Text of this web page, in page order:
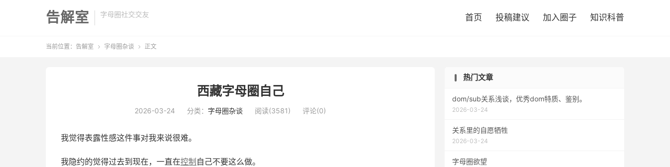
告解室 字母圈社交交友 首页 投稿建议 加入圈子 知识科普
当前位置： 告解室  字母圈杂谈  正文
西藏字母圈自己
2026-03-24 分类： 字母圈杂谈 阅读(3581) 评论(0)
我觉得表露性感这件事对我来说很难。
我隐约的觉得过去到现在，一直在控制 自己不要这么做。
热门文章
dom/sub关系浅谈，优秀dom特质、鉴别。
2026-03-24
关系里的自愿牺牲
2026-03-24
字母圈欲望